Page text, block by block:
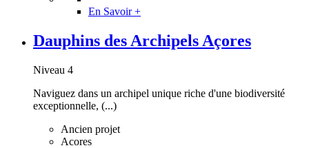
En Savoir +
Dauphins des Archipels Açores
Niveau 4
Naviguez dans un archipel unique riche d'une biodiversité
exceptionnelle, (...)
Ancien projet
Acores